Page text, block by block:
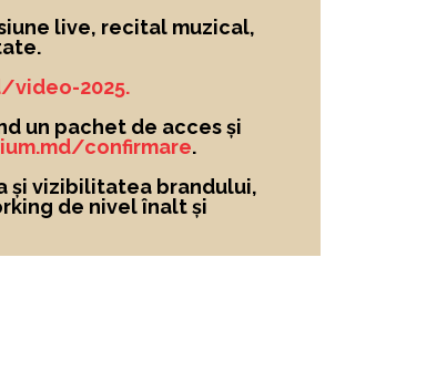
live, recital muzical,
2025.
un pachet de acces și
confirmare.
și vizibilitatea brandului,
de nivel înalt și